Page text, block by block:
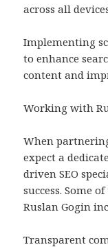
across all
Implementing
to enhance
content and
Working with
When
expect a
driven SEO
success. Some
Ruslan Gogin
Transparent